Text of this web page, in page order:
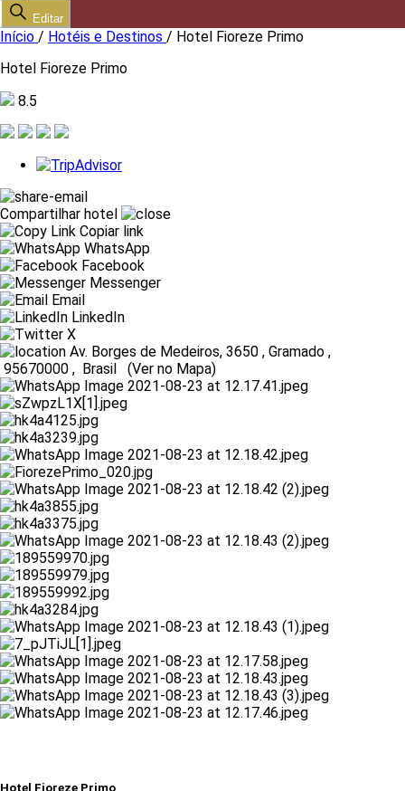
Editar
Início / Hotéis e Destinos / Hotel Fioreze Primo
Hotel Fioreze Primo
8.5
Compartilhar hotel
Copiar link
WhatsApp
Facebook
Messenger
Email
LinkedIn
X
Av. Borges de Medeiros, 3650 , Gramado ,
95670000 , Brasil (Ver no Mapa)
Hotel Fioreze Primo